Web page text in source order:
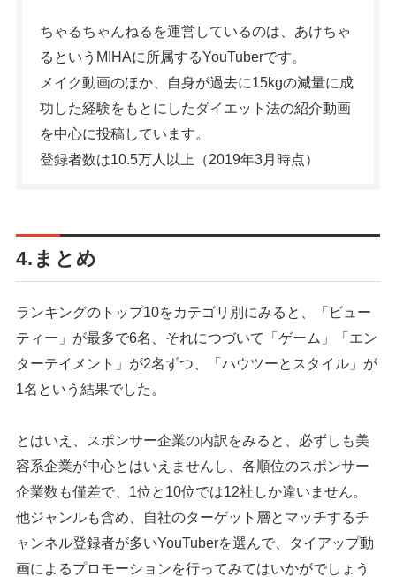
ちゃるちゃんねるを運営しているのは、あけちゃ
るというMIHAに所属するYouTuberです。
メイク動画のほか、自身が過去に15kgの減量に成
功した経験をもとにしたダイエット法の紹介動画
を中心に投稿しています。
登録者数は10.5万人以上（2019年3月時点）
4.まとめ
ランキングのトップ10をカテゴリ別にみると、「ビュー
ティー」が最多で6名、それにつづいて「ゲーム」「エン
ターテイメント」が2名ずつ、「ハウツーとスタイル」が
1名という結果でした。
とはいえ、スポンサー企業の内訳をみると、必ずしも美
容系企業が中心とはいえませんし、各順位のスポンサー
企業数も僅差で、1位と10位では12社しか違いません。
他ジャンルも含め、自社のターゲット層とマッチするチ
ャンネル登録者が多いYouTuberを選んで、タイアップ動
画によるプロモーションを行ってみてはいかがでしょう